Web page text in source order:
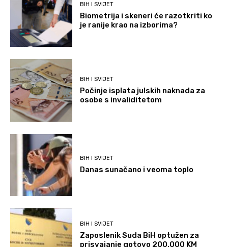
BIH I SVIJET
Biometrija i skeneri će razotkriti ko
je ranije krao na izborima?
BIH I SVIJET
Počinje isplata julskih naknada za
osobe s invaliditetom
BIH I SVIJET
Danas sunačano i veoma toplo
BIH I SVIJET
Zaposlenik Suda BiH optužen za
prisvajanje gotovo 200.000 KM